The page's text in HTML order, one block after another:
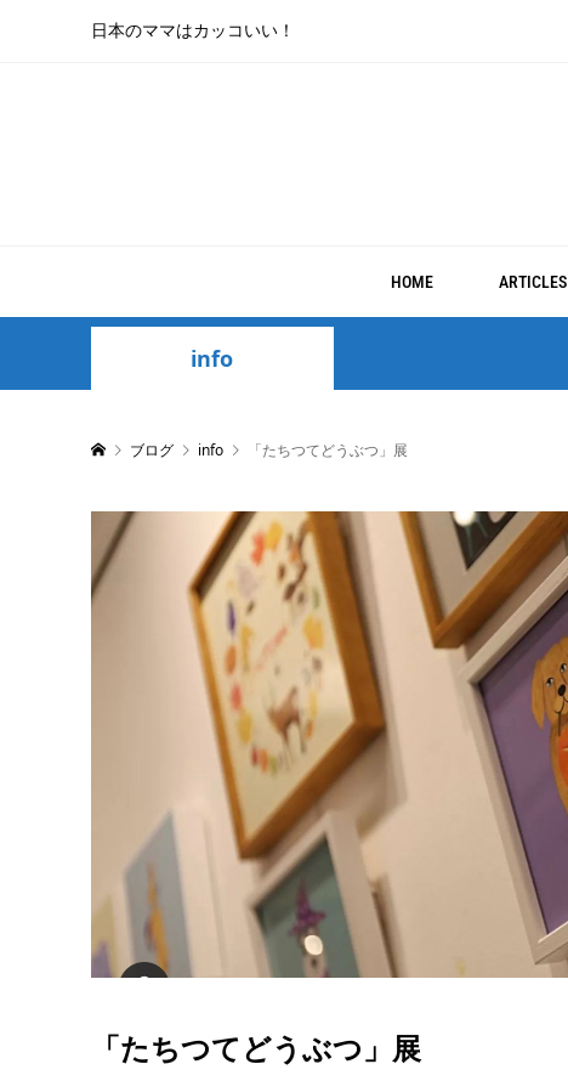
日本のママはカッコいい！
HOME ARTICLES
info
ブログ info 「たちつてどうぶつ」展
「たちつてどうぶつ」展